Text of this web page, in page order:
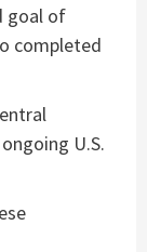
goal of
completed
U.S.